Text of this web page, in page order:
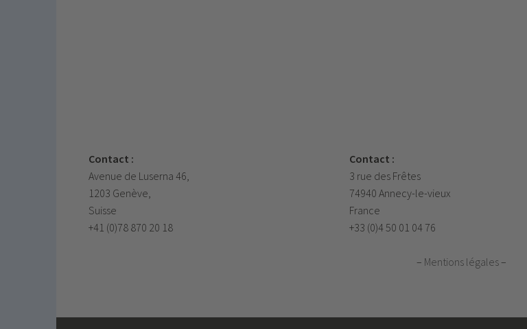
Contact :
Avenue de Luserna 46,
1203 Genève,
Suisse
+41 (0)78 870 20 18
Contact :
3 rue des Frêtes
74940 Annecy-le-vieux
France
+33 (0)4 50 01 04 76
– Mentions légales–